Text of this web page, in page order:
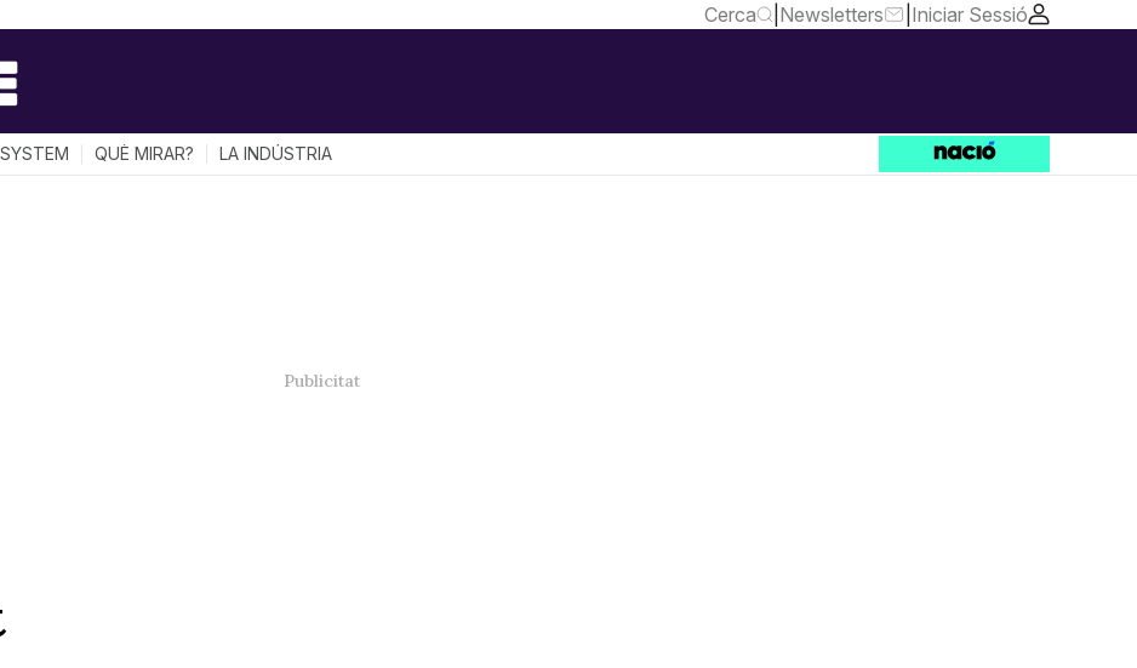
Cerca Newsletters Iniciar Sessió
QUÈ MIRAR? LA INDÚSTRIA